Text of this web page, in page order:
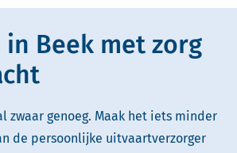
in Beek met zorg
zwaar genoeg. Maak het iets minder
de persoonlijke uitvaartverzorger